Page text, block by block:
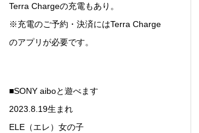
Terra Chargeの充電もあり。
※充電のご予約・決済にはTerra Charge
のアプリが必要です。
■SONY aiboと遊べます
2023.8.19生まれ
ELE（エレ）女の子